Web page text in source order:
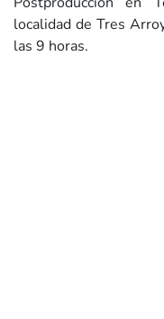
localidad de Tres
las 9 horas.